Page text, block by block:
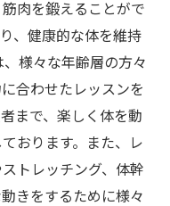
肉を鍛えることがで
、健康的な体を維持
様々な年齢層の方々
合わせたレッスンを
まで、楽しく体を動
おります。また、レ
トレッチング、体幹
きをするために様々